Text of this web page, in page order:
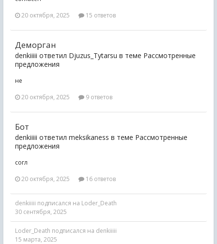
20 октября, 2025
15 ответов
Деморган
denkiiiii ответил Djuzus_Tytarsu в теме Рассмотренные
предложения
не
20 октября, 2025
9 ответов
Бот
denkiiiii ответил meksikaness в теме Рассмотренные
предложения
согл
20 октября, 2025
16 ответов
denkiiiii подписался на Loder_Death
30 сентября, 2025
Loder_Death подписался на denkiiiii
15 марта, 2025